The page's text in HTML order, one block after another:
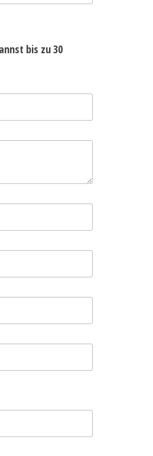
bis zu 30